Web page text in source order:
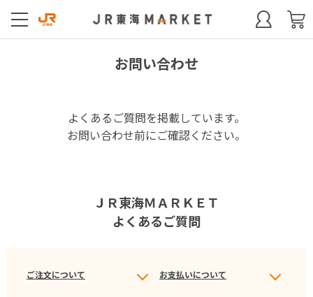
お問い合わせ
よくあるご質問を掲載しています。
お問い合わせ前にご確認ください。
ＪＲ東海ＭＡＲＫＥＴ
よくあるご質問
ご注文について お支払いについて